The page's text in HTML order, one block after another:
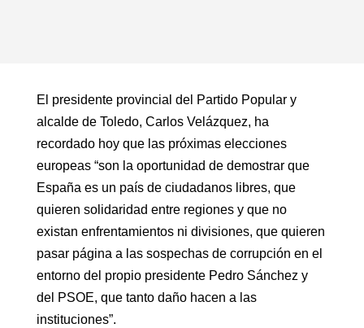
El presidente provincial del Partido Popular y
alcalde de Toledo, Carlos Velázquez, ha
recordado hoy que las próximas elecciones
europeas “son la oportunidad de demostrar que
España es un país de ciudadanos libres, que
quieren solidaridad entre regiones y que no
existan enfrentamientos ni divisiones, que quieren
pasar página a las sospechas de corrupción en el
entorno del propio presidente Pedro Sánchez y
del PSOE, que tanto daño hacen a las
instituciones”.